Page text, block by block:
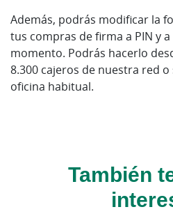
Además, podrás modificar la
tus compras de firma a PIN y
momento. Podrás hacerlo
8.300 cajeros de nuestra red
oficina habitual.
También